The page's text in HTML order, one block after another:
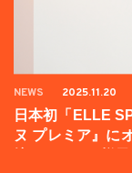
NEWS 2025.11.20
日本初「ELLE
ヌ プレミア』に